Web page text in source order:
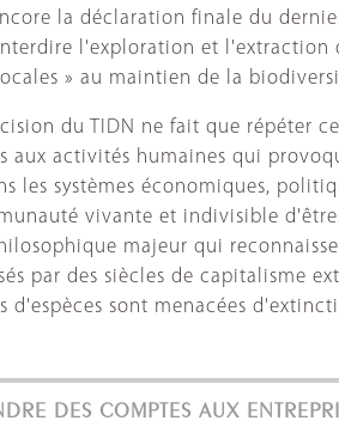
la déclaration finale du
l'exploration et
» au maintien de la
du TIDN ne fait que répéter
aux activités humaines qui
les systèmes économiques,
vivante et indivisible
majeur qui
par des siècles de capitalisme
sont menacées
DES COMPTES AUX